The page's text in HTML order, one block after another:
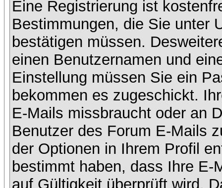
Eine Registrierung ist
Bestimmungen, die Sie unter
bestätigen müssen.
einen Benutzernamen und
Einstellung müssen Sie ein
bekommen es zugeschickt.
E-Mails missbraucht oder an
Benutzer des Forum E-Mails
der Optionen in Ihrem Profil
bestimmt haben, dass Ihre E-
auf Gültigkeit überprüft wird.